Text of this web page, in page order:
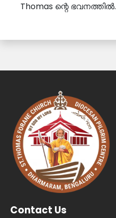
Thomas ന്റെ ഭവനത്തിൽ.
Contact Us